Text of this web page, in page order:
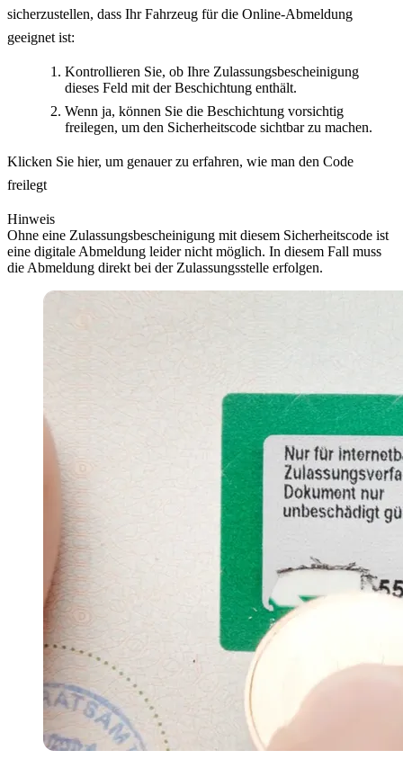
sicherzustellen, dass Ihr Fahrzeug für die Online-Abmeldung
geeignet ist:
Kontrollieren Sie, ob Ihre Zulassungsbescheinigung
dieses Feld mit der Beschichtung enthält.
Wenn ja, können Sie die Beschichtung vorsichtig
freilegen, um den Sicherheitscode sichtbar zu machen.
Klicken Sie hier, um genauer zu erfahren, wie man den Code
freilegt
Hinweis
Ohne eine Zulassungsbescheinigung mit diesem Sicherheitscode ist
eine digitale Abmeldung leider nicht möglich. In diesem Fall muss
die Abmeldung direkt bei der Zulassungsstelle erfolgen.